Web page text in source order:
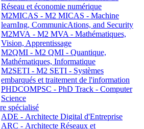
Réseau et économie numérique
M2MICAS - M2 MICAS - Machine
learnIng, CommunicAtions, and Security
M2MVA - M2 MVA - Mathématiques,
Vision, Apprentissage
M2QMI - M2 QMI - Quantique,
Mathématiques, Informatique
M2SETI - M2 SETI - Systèmes
embarqués et traitement de l'information
PHDCOMPSC - PhD Track - Computer
Science
spécialisé
ADE - Architecte Digital d'Entreprise
ARC - Architecte Réseaux et